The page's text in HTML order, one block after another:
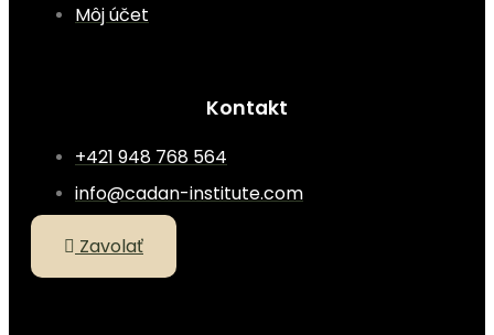
Môj účet
Kontakt
+421 948 768 564
info@cadan-institute.com
Zavolať